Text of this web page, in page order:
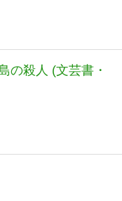
殺人 (文芸書・